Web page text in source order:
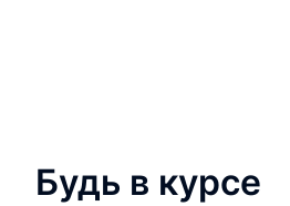
Будь в курсе